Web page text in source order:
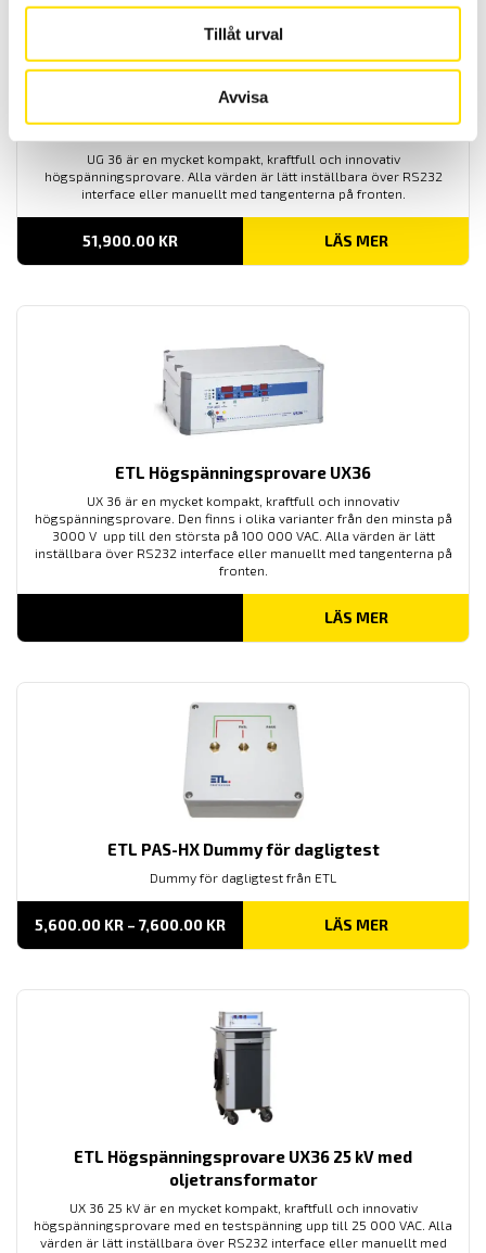
Tillåt urval
Avvisa
ETL Högspänningsprovare DC UG36
UG 36 är en mycket kompakt, kraftfull och innovativ
högspänningsprovare. Alla värden är lätt inställbara över RS232
interface eller manuellt med tangenterna på fronten.
51,900.00 KR LÄS MER
ETL Högspänningsprovare UX36
UX 36 är en mycket kompakt, kraftfull och innovativ
högspänningsprovare. Den finns i olika varianter från den minsta på
3000 V upp till den största på 100 000 VAC. Alla värden är lätt
inställbara över RS232 interface eller manuellt med tangenterna på
fronten.
LÄS MER
ETL PAS-HX Dummy för dagligtest
Dummy för dagligtest från ETL
5,600.00 KR – 7,600.00 KRPRISINTERVALL:
TILL
LÄS MER
ETL Högspänningsprovare UX36 25 kV med
oljetransformator
UX 36 25 kV är en mycket kompakt, kraftfull och innovativ
högspänningsprovare med en testspänning upp till 25 000 VAC. Alla
värden är lätt inställbara över RS232 interface eller manuellt med